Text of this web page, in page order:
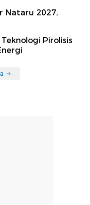
Nataru 2027,
Pirolisis